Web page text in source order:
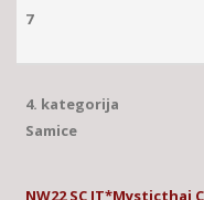
7
4. kategorija
Samice
NW22 SC IT*Mysticthai